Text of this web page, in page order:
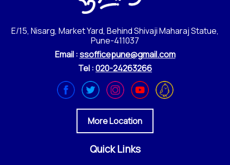
E/15, Nisarg, Market Yard, Behind Shivaji Maharaj Statue,
Pune-411037
Email :ssofficepune@gmail.com
Tel :020-24263266
More Location
Quick Links